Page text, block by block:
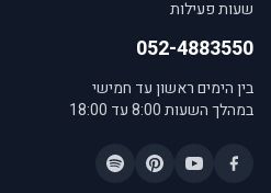
שעות פעילות
052-4883550
בין הימים ראשון עד חמישי
במהלך השעות 8:00 עד 18:00